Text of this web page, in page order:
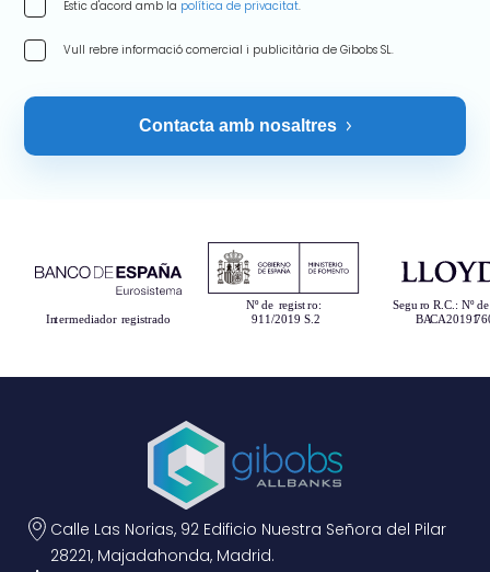
Estic d'acord amb la política de privacitat.
Vull rebre informació comercial i publicitària de Gibobs SL.
Contacta amb nosaltres
Calle Las Norias, 92 Edificio Nuestra Señora del Pilar
28221, Majadahonda, Madrid.